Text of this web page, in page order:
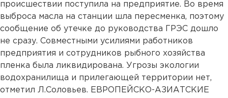
происшествии поступила на предприятие. Во время
выброса масла на станции шла пересменка, поэтому
сообщение об утечке до руководства ГРЭС дошло
не сразу. Совместными усилиями работников
предприятия и сотрудников рыбного хозяйства
пленка была ликвидирована. Угрозы экологии
водохранилища и прилегающей территории нет,
отметил Л.Соловьев. ЕВРОПЕЙСКО-АЗИАТСКИЕ